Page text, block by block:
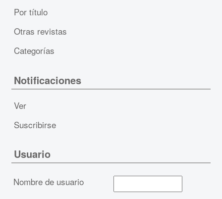
Por título
Otras revistas
Categorías
Notificaciones
Ver
Suscribirse
Usuario
Nombre de usuario